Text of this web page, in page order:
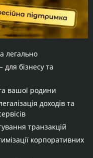
легально
для бізнесу та
вашої родини
доходів та
транзакцій
корпоративних